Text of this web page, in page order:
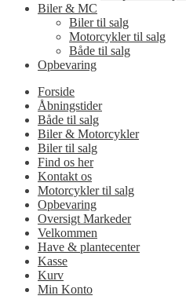
Biler & MC
Biler til salg
Motorcykler til salg
Både til salg
Opbevaring
Forside
Åbningstider
Både til salg
Biler & Motorcykler
Biler til salg
Find os her
Kontakt os
Motorcykler til salg
Opbevaring
Oversigt Markeder
Velkommen
Have & plantecenter
Kasse
Kurv
Min Konto